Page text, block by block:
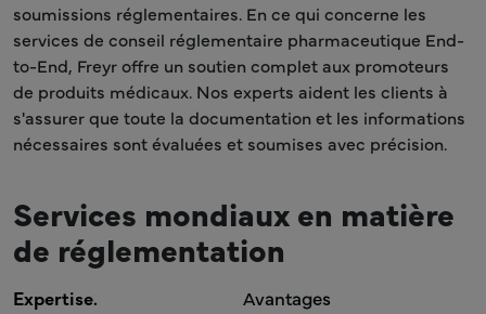
soumissions réglementaires. En ce qui concerne les
services de conseil réglementaire pharmaceutique End-
to-End, Freyr offre un soutien complet aux promoteurs
de produits médicaux. Nos experts aident les clients à
s'assurer que toute la documentation et les informations
nécessaires sont évaluées et soumises avec précision.
Services mondiaux en matière
de réglementation
Expertise. Avantages